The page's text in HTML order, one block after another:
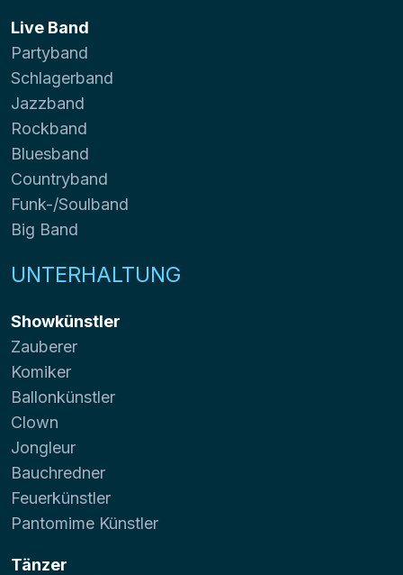
Live Band
Partyband
Schlagerband
Jazzband
Rockband
Bluesband
Countryband
Funk-/Soulband
Big Band
UNTERHALTUNG
Showkünstler
Zauberer
Komiker
Ballonkünstler
Clown
Jongleur
Bauchredner
Feuerkünstler
Pantomime Künstler
Tänzer